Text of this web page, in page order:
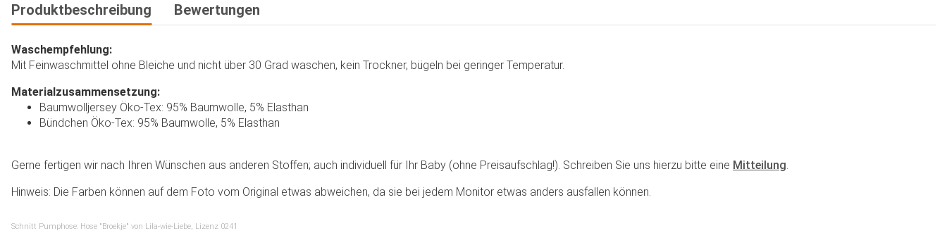
Produktbeschreibung Bewertungen
Waschempfehlung:
Mit Feinwaschmittel ohne Bleiche und nicht über 30 Grad waschen, kein Trockner, bügeln bei geringer Temperatur.
Materialzusammensetzung:
Baumwolljersey Öko-Tex: 95% Baumwolle, 5% Elasthan
Bündchen Öko-Tex: 95% Baumwolle, 5% Elasthan
Gerne fertigen wir nach Ihren Wünschen aus anderen Stoffen; auch individuell für Ihr Baby (ohne Preisaufschlag!). Schreiben Sie uns hierzu bitte eine Mitteilung
Hinweis: Die Farben können auf dem Foto vom Original etwas abweichen, da sie bei jedem Monitor etwas anders ausfallen können.
Schnitt Pumphose: Hose "Broekje" von Lila-wie-Liebe, Lizenz 0241